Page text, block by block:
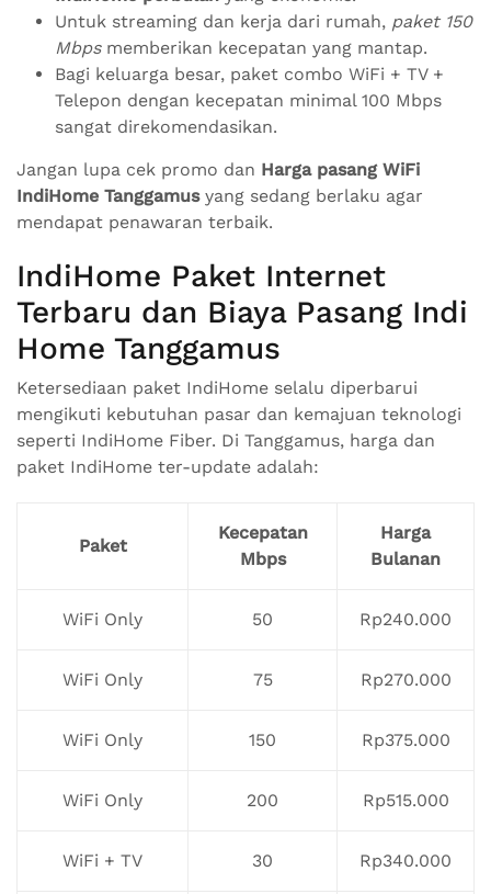
Untuk streaming dan kerja dari rumah, paket 150
Mbpsmemberikan kecepatan yang mantap.
Bagi keluarga besar, paket combo WiFi + TV +
Telepon dengan kecepatan minimal 100 Mbps
sangat direkomendasikan.
Jangan lupa cek promo dan Harga pasang WiFi
IndiHome Tanggamusyang sedang berlaku agar
mendapat penawaran terbaik.
IndiHome Paket Internet
Terbaru dan Biaya Pasang Indi
Home Tanggamus
Ketersediaan paket IndiHome selalu diperbarui
mengikuti kebutuhan pasar dan kemajuan teknologi
seperti IndiHome Fiber. Di Tanggamus, harga dan
paket IndiHome ter-update adalah:
Paket
Kecepatan
Mbps
Harga
Bulanan
WiFi Only 50 Rp240.000
WiFi Only 75 Rp270.000
WiFi Only 150 Rp375.000
WiFi Only 200 Rp515.000
WiFi + TV 30 Rp340.000